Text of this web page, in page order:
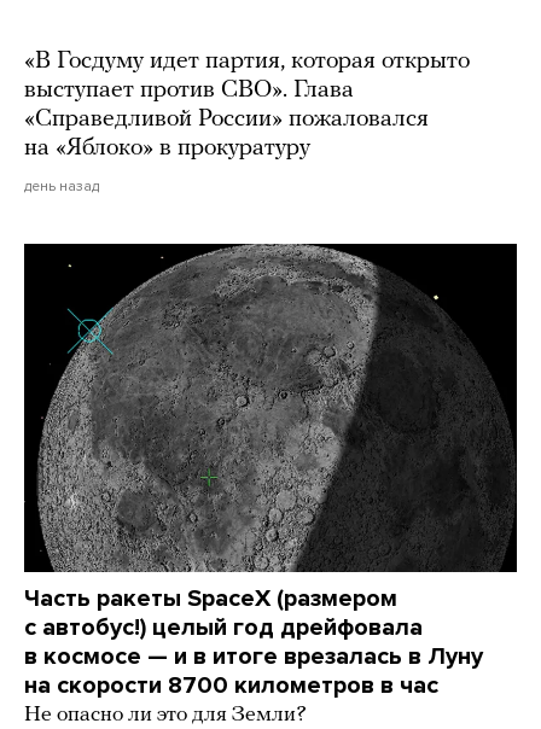
«В Госдуму идет партия, которая открыто
выступает против СВО». Глава
«Справедливой России» пожаловался
на «Яблоко» в прокуратуру
день назад
Часть ракеты SpaceX (размером
с автобус!) целый год дрейфовала
в космосе — и в итоге врезалась в Луну
на скорости 8700 километров в час
Не опасно ли это для Земли?